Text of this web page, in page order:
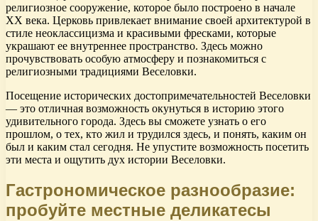
религиозное сооружение, которое было построено в начале
XX века. Церковь привлекает внимание своей архитектурой в
стиле неоклассицизма и красивыми фресками, которые
украшают ее внутреннее пространство. Здесь можно
прочувствовать особую атмосферу и познакомиться с
религиозными традициями Веселовки.
Посещение исторических достопримечательностей Веселовки
— это отличная возможность окунуться в историю этого
удивительного города. Здесь вы сможете узнать о его
прошлом, о тех, кто жил и трудился здесь, и понять, каким он
был и каким стал сегодня. Не упустите возможность посетить
эти места и ощутить дух истории Веселовки.
Гастрономическое разнообразие:
пробуйте местные деликатесы